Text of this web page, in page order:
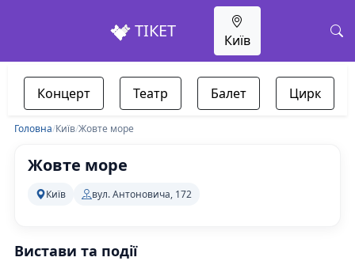
ТІКЕТ Київ
Концерт Театр Балет Цирк
Головна/Київ/Жовте море
Жовте море
Київ вул. Антоновича, 172
Вистави та події